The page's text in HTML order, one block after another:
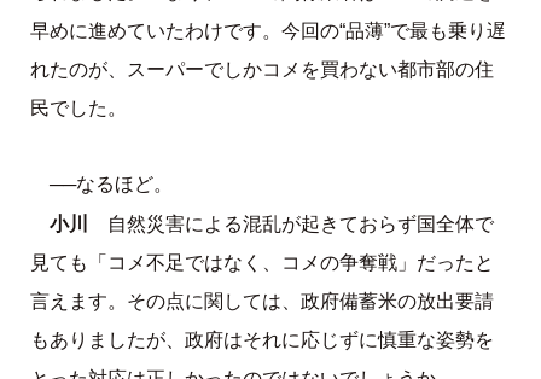
早めに進めていたわけです。今回の“品薄”で最も乗り遅
れたのが、スーパーでしかコメを買わない都市部の住
民でした。
──なるほど。
小川
自然災害による混乱が起きておらず国全体で
見ても「コメ不足ではなく、コメの争奪戦」だったと
言えます。その点に関しては、政府備蓄米の放出要請
もありましたが、政府はそれに応じずに慎重な姿勢を